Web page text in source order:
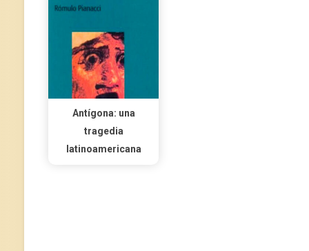
Antígona: una
tragedia
latinoamericana